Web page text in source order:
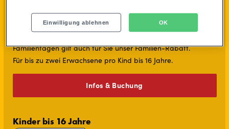
Familientage
BIS ZU 15 % RABATT**
Für alle Eltern, Geschwister und Verwandte – an
Familientagen gilt auch für Sie unser Familien-Rabatt.
Für bis zu zwei Erwachsene pro Kind bis 16 Jahre.
Infos & Buchung
Kinder bis 16 Jahre
Einwilligung ablehnen OK